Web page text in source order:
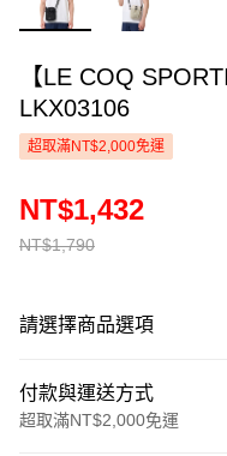
【LE COQ
LKX03106
超取滿NT$2,000免運
NT$1,790
NT$1,432
請選擇商品選項
付款與運送方式
超取滿NT$2,000免運